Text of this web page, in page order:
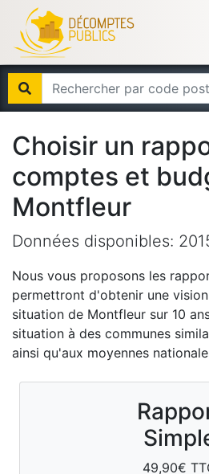
Choisir un
comptes et
Montfleur
Données disponibles:
Nous vous proposons les
permettront d'obtenir une
situation de Montfleur sur 10
situation à des communes
ainsi qu'aux moyennes
49,90€